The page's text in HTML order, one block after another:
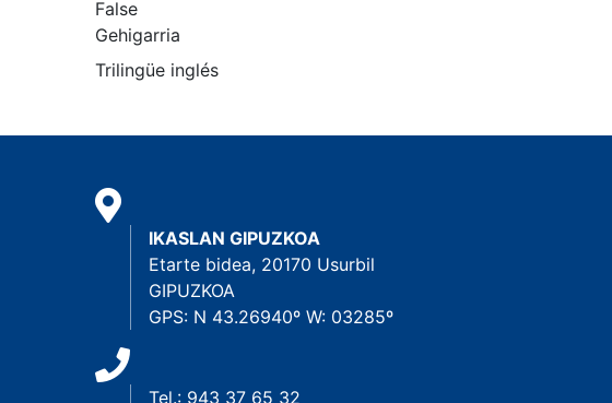
False
Gehigarria
Trilingüe inglés
IKASLAN GIPUZKOA
Etarte bidea, 20170 Usurbil
GIPUZKOA
GPS: N 43.26940º W: 03285º
Tel.: 943 37 65 32